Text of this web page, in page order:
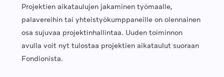
Projektien aikataulujen jakaminen työmaalle,
palavereihin tai yhteistyökumppaneille on olennainen
osa sujuvaa projektinhallintaa. Uuden toiminnon
avulla voit nyt tulostaa projektien aikataulut suoraan
Fondionista.